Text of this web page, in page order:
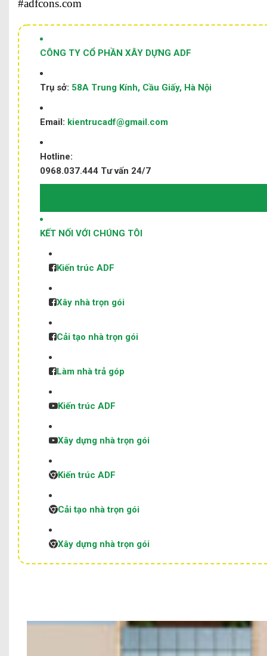
#adfcons.com
CÔNG TY CỔ PHẦN XÂY DỰNG ADF
Trụ sở: 58A Trung Kính, Cầu Giấy, Hà Nội
Email: kientrucadf@gmail.com
Hotline:
0968.037.444 Tư vấn 24/7
KẾT NỐI VỚI CHÚNG TÔI
Kiến trúc ADF
Xây nhà trọn gói
Cải tạo nhà trọn gói
Làm nhà trả góp
Kiến trúc ADF
Xây dựng nhà trọn gói
Kiến trúc ADF
Cải tạo nhà trọn gói
Xây dựng nhà trọn gói